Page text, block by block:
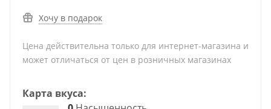
Хочу в подарок
Цена действительна только для интернет-магазина и
может отличаться от цен в розничных магазинах
Карта вкуса: